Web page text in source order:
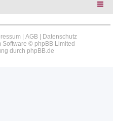
AGB|
Datenschutz
Software © phpBB Limited
durch phpBB.de